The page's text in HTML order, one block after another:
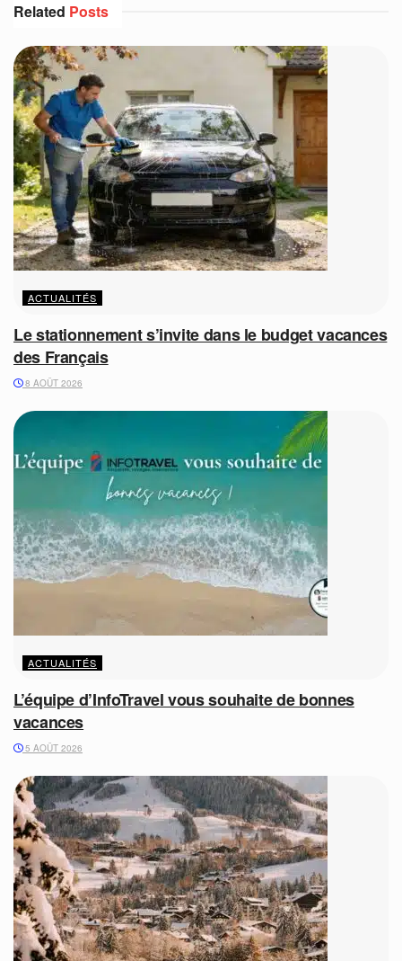
Related Posts
ACTUALITÉS
Le stationnement s’invite dans le budget vacances
des Français
8 AOÛT 2026
ACTUALITÉS
L’équipe d’InfoTravel vous souhaite de bonnes
vacances
5 AOÛT 2026